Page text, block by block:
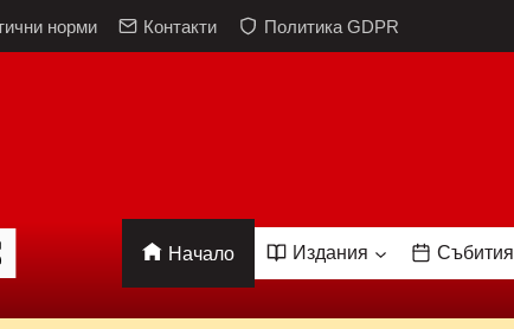
норми Контакти Политика GDPR
Начало Издания Събития